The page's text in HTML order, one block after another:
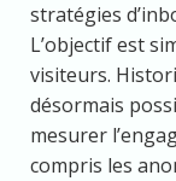
stratégies
L’objectif est
visiteurs.
désormais
mesurer
compris les